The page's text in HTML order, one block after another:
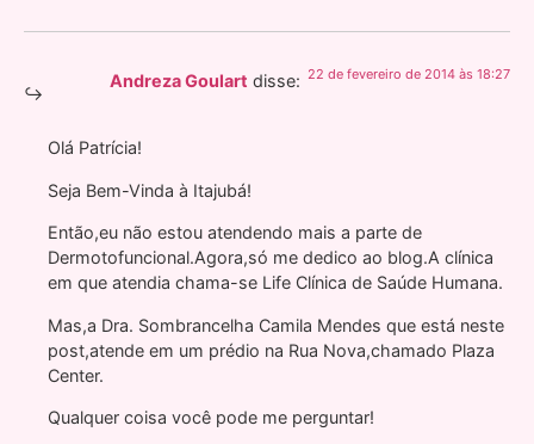
Andreza Goulart disse: 22 de fevereiro de 2014 às 18:27
Olá Patrícia!
Seja Bem-Vinda à Itajubá!
Então,eu não estou atendendo mais a parte de
Dermotofuncional.Agora,só me dedico ao blog.A clínica
em que atendia chama-se Life Clínica de Saúde Humana.
Mas,a Dra. Sombrancelha Camila Mendes que está neste
post,atende em um prédio na Rua Nova,chamado Plaza
Center.
Qualquer coisa você pode me perguntar!